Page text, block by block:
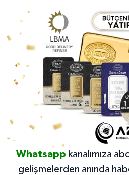
Whatsapp kanalımıza
gelişmelerden anında